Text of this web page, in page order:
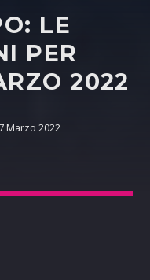
LE
PER
2022
Marzo 2022